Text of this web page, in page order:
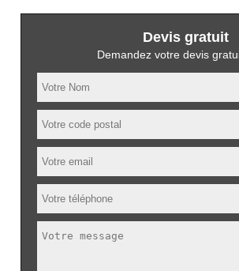
Devis gratuit
Demandez votre devis